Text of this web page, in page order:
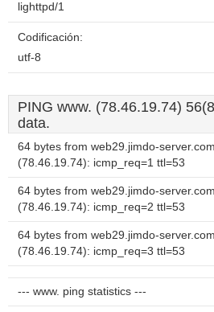
lighttpd/1
Codificación:
utf-8
PING www. (78.46.19.74)
data.
64 bytes from web29.jimdo-server.com
(78.46.19.74): icmp_req=1 ttl=53
64 bytes from web29.jimdo-server.com
(78.46.19.74): icmp_req=2 ttl=53
64 bytes from web29.jimdo-server.com
(78.46.19.74): icmp_req=3 ttl=53
--- www. ping statistics ---